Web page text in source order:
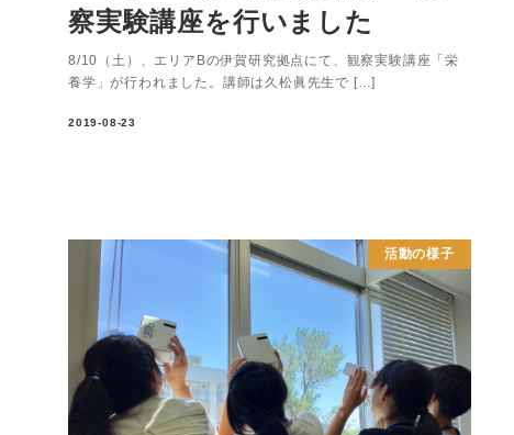
察実験講座を行いました
8/10（土）、エリアBの伊賀研究拠点にて、観察実験講座「栄
養学」が行われました。講師は久松眞先生で […]
2019-08-23
活動の様子